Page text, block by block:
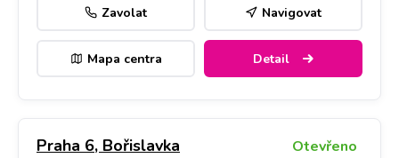
Zavolat Navigovat
Mapa centra Detail
Praha 6, Bořislavka Otevřeno